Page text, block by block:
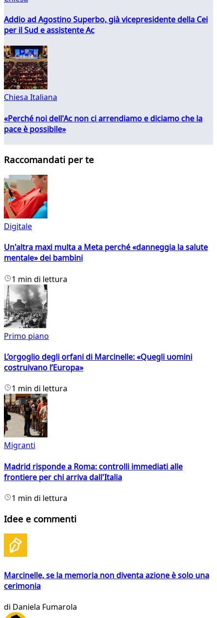
Addio ad Agostino Superbo, già vicepresidente della Cei
per il Sud e assistente Ac
Chiesa Italiana
«Perché noi dell'Ac non ci arrendiamo e diciamo che la
pace è possibile»
Raccomandati per te
Digitale
Un'altra maxi multa a Meta perché «danneggia la salute
mentale» dei bambini
1 min di lettura
Primo piano
L’orgoglio degli orfani di Marcinelle: «Quegli uomini
costruivano l’Europa»
1 min di lettura
Migranti
Madrid risponde a Roma: controlli immediati alle
frontiere per chi arriva dall'Italia
1 min di lettura
Idee e commenti
Marcinelle, se la memoria non diventa azione è solo una
cerimonia
di Daniela Fumarola